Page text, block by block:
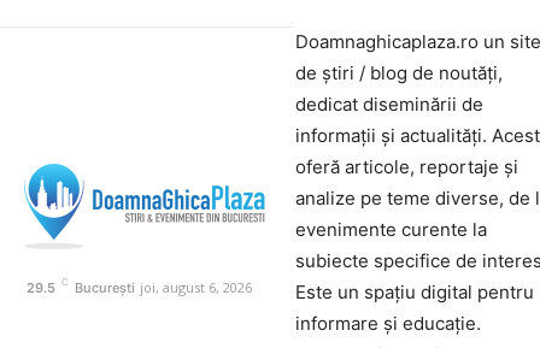
29.5 C București joi, august 6, 2026
Doamnaghicaplaza.ro un site
de știri / blog de noutăți,
dedicat diseminării de
informații și actualități.
oferă articole, reportaje și
analize pe teme diverse, de
evenimente curente la
subiecte specifice de
Este un spațiu digital pentru
informare și educație.